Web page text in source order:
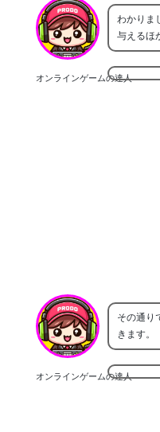
オンラインゲームの達人
わかりま
与えるほ
オンラインゲームの達人
その通り
きます。